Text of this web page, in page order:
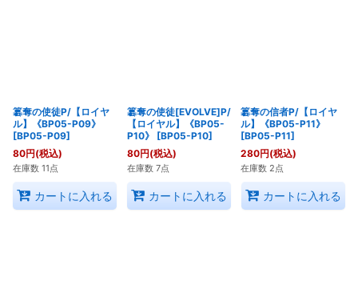
簒奪の使徒P/【ロイヤ
ル】《BP05-P09》
[BP05-P09]
80円(税込)
在庫数 11点
カートに入れる
簒奪の使徒[EVOLVE]P/
【ロイヤル】《BP05-
P10》
[BP05-P10]
80円(税込)
在庫数 7点
カートに入れる
簒奪の信者P/【ロイヤ
ル】《BP05-P11》
[BP05-P11]
280円(税込)
在庫数 2点
カートに入れる